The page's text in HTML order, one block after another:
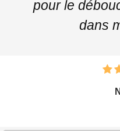
pour le
dans